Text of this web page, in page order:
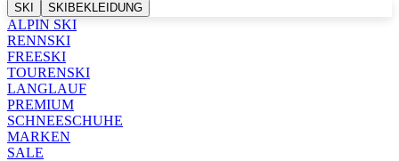
SKI SKIBEKLEIDUNG
ALPIN SKI
RENNSKI
FREESKI
TOURENSKI
LANGLAUF
PREMIUM
SCHNEESCHUHE
MARKEN
SALE